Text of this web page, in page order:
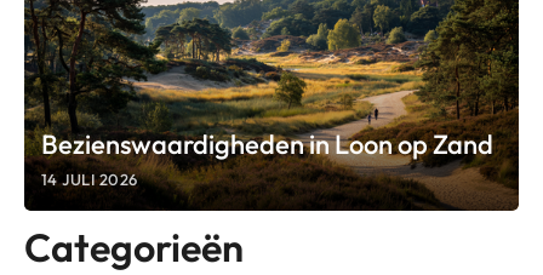
Bezienswaardigheden in Loon op Zand
14 JULI 2026
Categorieën